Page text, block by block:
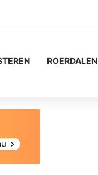
ROERDALEN